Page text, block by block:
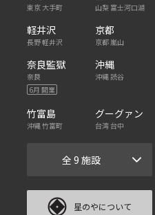
東京 大手町 山梨 富士河口湖
軽井沢
長野 軽井沢
京都
京都 嵐山
奈良監獄
奈良
6月 開業
沖縄
沖縄 読谷
竹富島
沖縄 竹富町
グーグァン
台湾 台中
全 9 施設
星のやについて